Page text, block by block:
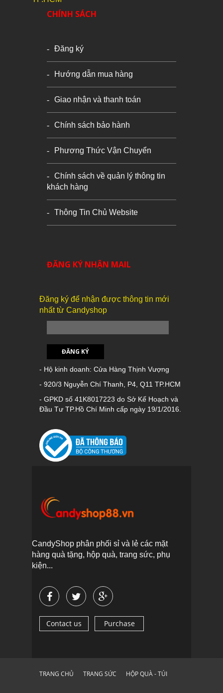
CHÍNH SÁCH
Đăng ký
Hướng dẫn mua hàng
Giao nhận và thanh toán
Chính sách bảo hành
Phương Thức Vận Chuyển
Chính sách về quản lý thông tin
khách hàng
Thông Tin Chủ Website
ĐĂNG KÝ NHẬN MAIL
Đăng ký để nhận được thông tin mới
nhất từ Candyshop
ĐĂNG KÝ
- Hộ kinh doanh: Cửa Hàng Thịnh Vượng
- 920/3 Nguyễn Chí Thanh, P4, Q11 TP.HCM
- GPKD số 41K8017223 do Sở Kế Hoạch và
Đầu Tư TP.Hồ Chí Minh cấp ngày 19/1/2016.
CandyShop phân phối sỉ và lẻ các mặt
hàng quà tặng, hộp quà, trang sức, phụ
kiện...
Contact us Purchase
TRANG CHỦ TRANG SỨC HỘP QUÀ - TÚI